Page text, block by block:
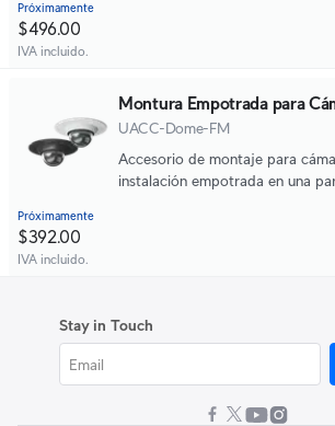
Próximamente
$496.00
IVA incluido.
Montura Empotrada para
UACC-Dome-FM
Accesorio de montaje para
instalación empotrada en una
Próximamente
$392.00
IVA incluido.
Stay in Touch